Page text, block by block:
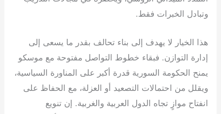
وتبادل الخبرات فقط.
هذا الخيار لا يهدف إلى بناء تحالف بقدر ما يسعى إلى
إدارة التوازن. فبقاء خطوط التواصل مفتوحة مع موسكو
يمنح الحكومة السورية قدرة أكبر على المناورة السياسية،
ويقلل من احتمالات التصعيد أو العزلة، مع الحفاظ على
انفتاح موازٍ تجاه الدول العربية والغربية. إن تنويع